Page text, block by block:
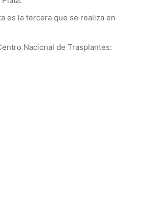
es la tercera que se realiza en
Nacional de Trasplantes: